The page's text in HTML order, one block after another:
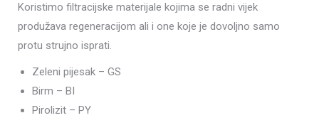
Koristimo filtracijske materijale kojima se radni vijek
produžava regeneracijom ali i one koje je dovoljno samo
protu strujno isprati.
Zeleni pijesak – GS
Birm – BI
Pirolizit – PY